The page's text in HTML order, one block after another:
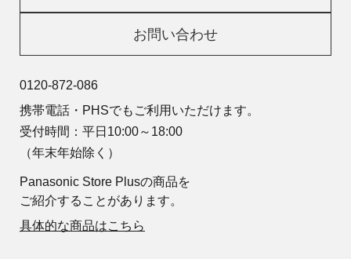
お問い合わせ
0120-872-086
携帯電話・PHSでもご利用いただけます。
受付時間：平日10:00～18:00
（年末年始除く）
Panasonic Store Plusの商品を
ご紹介することがあります。
具体的な商品はこちら